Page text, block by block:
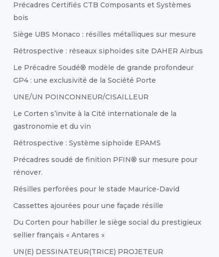
Précadres Certifiés CTB Composants et Systèmes
bois
Siège UBS Monaco : résilles métalliques sur mesure
Rétrospective : réseaux siphoïdes site DAHER Airbus
Le Précadre Soudé® modèle de grande profondeur
GP4 : une exclusivité de la Société Porte
UNE/UN POINCONNEUR/CISAILLEUR
Le Corten s’invite à la Cité internationale de la
gastronomie et du vin
Rétrospective : Système siphoïde EPAMS
Précadres soudé de finition PFIN® sur mesure pour
rénover.
Résilles perforées pour le stade Maurice-David
Cassettes ajourées pour une façade résille
Du Corten pour habiller le siège social du prestigieux
sellier français « Antares »
UN(E) DESSINATEUR(TRICE) PROJETEUR